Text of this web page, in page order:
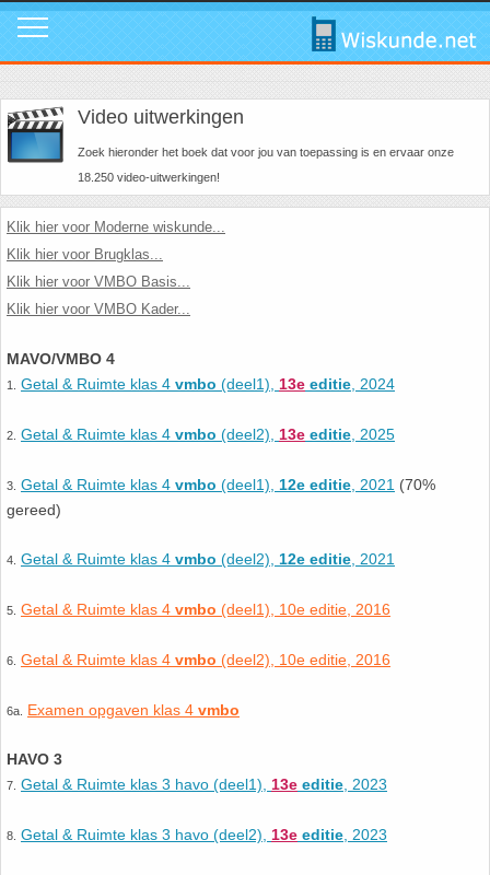
Video uitwerkingen
Zoek hieronder het boek dat voor jou van toepassing is en ervaar onze
18.250 video-uitwerkingen!
Klik hier voor Moderne wiskunde...
Klik hier voor Brugklas...
Klik hier voor VMBO Basis...
Klik hier voor VMBO Kader...
MAVO/VMBO 4
1. Getal & Ruimte klas 4 vmbo (deel1), 13e editie , 2024
2. Getal & Ruimte klas 4 vmbo (deel2), 13e editie , 2025
3. Getal & Ruimte klas 4 vmbo (deel1), 12e editie , 2021 (70%
gereed)
4. Getal & Ruimte klas 4 vmbo (deel2), 12e editie , 2021
5. Getal & Ruimte klas 4 vmbo (deel1), 10e editie, 2016
6. Getal & Ruimte klas 4 vmbo (deel2), 10e editie, 2016
6a. Examen opgaven klas 4 vmbo
HAVO 3
7. Getal & Ruimte klas 3 havo (deel1), 13e editie , 2023
8. Getal & Ruimte klas 3 havo (deel2), 13e editie , 2023
Mavo
Mavo4: Hoofdstuk 1: Statistiek en kans
Mavo4: Hoofdstuk 3: Afstanden en hoeken
Mavo4: Hoofdstuk 4: Grafieken en vergelijkingen
Mavo4: Hoofdstuk 5: Rekenen, meten en schatten
Mavo4: Hoofdstuk 6: Vlakke figuren
en logaritmen
HAVO 4B - Hoofdstuk 6 - De afgeleide functie
HAVO 5B - Hoofdstuk 7 - Lijnen en cirkels
Calculators
Geogebra
WolframAlpha
1. ABC Formule
2. Cosinusregel
3. De Gulden Snede
4. De normale verdeling
5. Differentiëren - Afgeleide functie
6. Driehoek van Pascal
13. Inhoud piramide
In de media
Instagram
Tik Tok
Facebook
LinkedIn
Youtube
Mail ons
Promo video
Download poster
Review ons
Privacy
Toppers
Instagram
Tik Tok
Facebook
LinkedIn
Youtube